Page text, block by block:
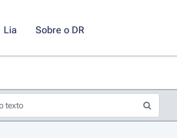
Lia Sobre o DR